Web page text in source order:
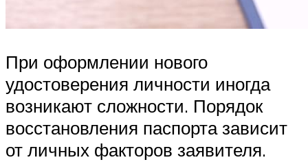
При оформлении нового
удостоверения личности иногда
возникают сложности. Порядок
восстановления паспорта зависит
от личных факторов заявителя.